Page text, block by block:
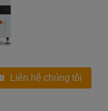
Liên hệ chúng tôi